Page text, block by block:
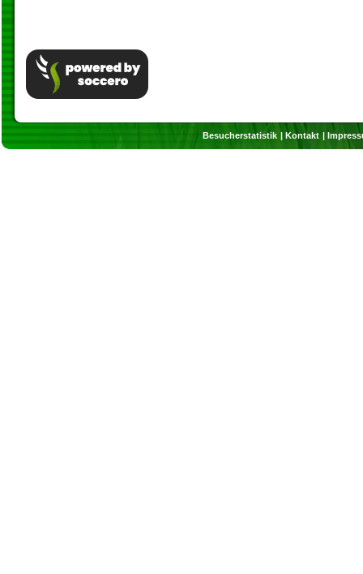
Besucherstatistik Kontakt